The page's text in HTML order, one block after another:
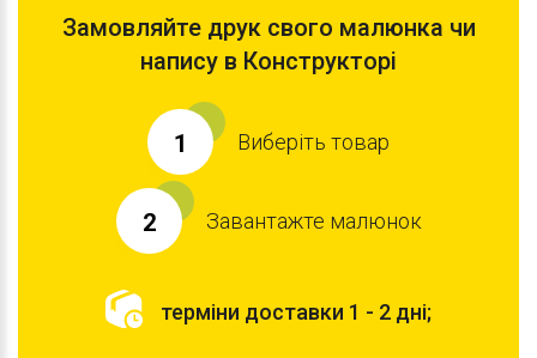
Замовляйте друк свого малюнка чи
напису в Конструкторі
1 Виберіть товар
2 Завантажте малюнок
терміни доставки 1 - 2 дні;